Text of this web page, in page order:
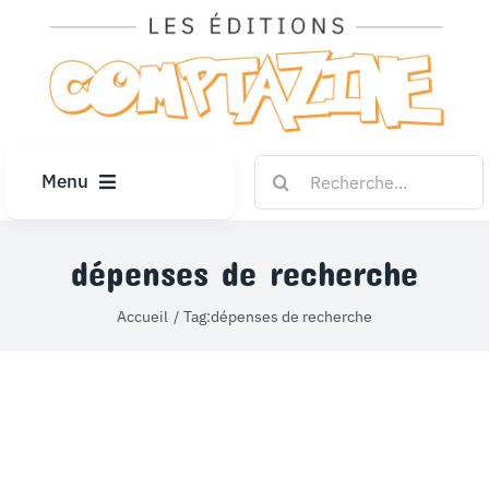
contenu
Menu
dépenses de recherche
Accueil Tag:dépenses de recherche